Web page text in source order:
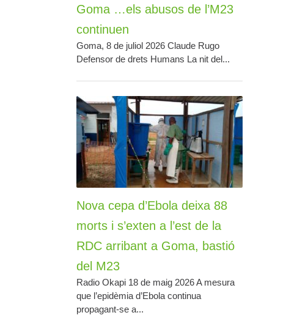
Goma …els abusos de l’M23
continuen
Goma, 8 de juliol 2026 Claude Rugo
Defensor de drets Humans La nit del...
Nova cepa d’Ebola deixa 88
morts i s’exten a l’est de la
RDC arribant a Goma, bastió
del M23
Radio Okapi 18 de maig 2026 A mesura
que l’epidèmia d’Ebola continua
propagant-se a...